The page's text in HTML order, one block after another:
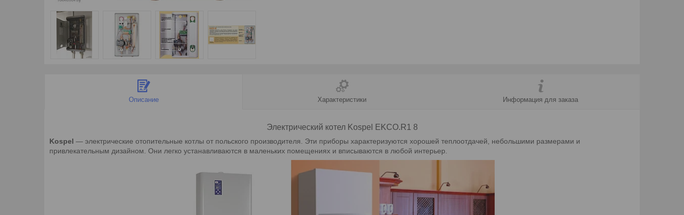
Описание Характеристики Информация для заказа
Электрический котел Kospel EKCO.R1 8
Kospel — электрические отопительные котлы от польского производителя. Эти приборы характеризуются хорошей теплоотдачей, небольшими размерами и
привлекательным дизайном. Они легко устанавливаются в маленьких помещениях и вписываются в любой интерьер.